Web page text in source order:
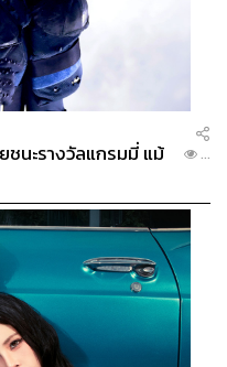
ซนนี้ดีดตัวสูงอย่างต่อ
วนมากเลือกพัฒนา
ในขณะที่โครงการศิรนิ
Luxury House
าพ
ารออกแบบสไตล์
อยอดจากการพัฒนา
ส ทำให้ ศิรนินทร์ เรสซิ
ครงการสันติบุรี เน้น
รียบง่าย ทันสมัย และ
นะรางวัลแกรมมี่ แม้
...